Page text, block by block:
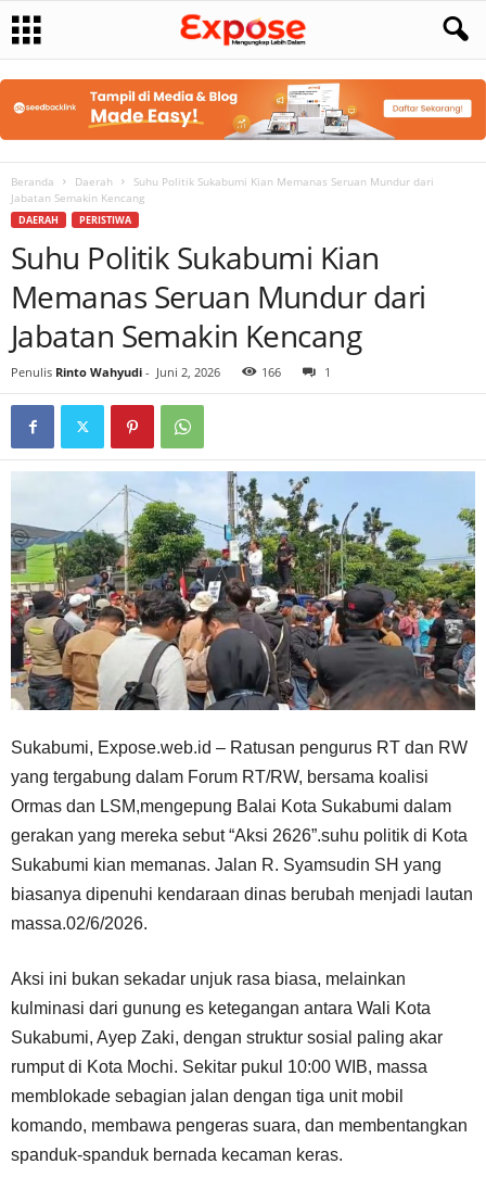
Beranda Daerah
Suhu Politik Sukabumi Kian Memanas Seruan Mundur dari
Jabatan Semakin Kencang
DAERAH PERISTIWA
Suhu Politik Sukabumi Kian
Memanas Seruan Mundur dari
Jabatan Semakin Kencang
Penulis Rinto Wahyudi - Juni 2, 2026 166 1
Sukabumi, Expose.web.id – Ratusan pengurus RT dan RW
yang tergabung dalam Forum RT/RW, bersama koalisi
Ormas dan LSM,mengepung Balai Kota Sukabumi dalam
gerakan yang mereka sebut “Aksi 2626”.suhu politik di Kota
Sukabumi kian memanas. Jalan R. Syamsudin SH yang
biasanya dipenuhi kendaraan dinas berubah menjadi lautan
massa.02/6/2026.
Aksi ini bukan sekadar unjuk rasa biasa, melainkan
kulminasi dari gunung es ketegangan antara Wali Kota
Sukabumi, Ayep Zaki, dengan struktur sosial paling akar
rumput di Kota Mochi. Sekitar pukul 10:00 WIB, massa
memblokade sebagian jalan dengan tiga unit mobil
komando, membawa pengeras suara, dan membentangkan
spanduk-spanduk bernada kecaman keras.